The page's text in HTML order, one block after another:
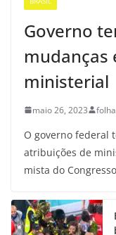
Governo
mudanças
ministerial
maio 26, 2023
O governo federal
atribuições de
mista do